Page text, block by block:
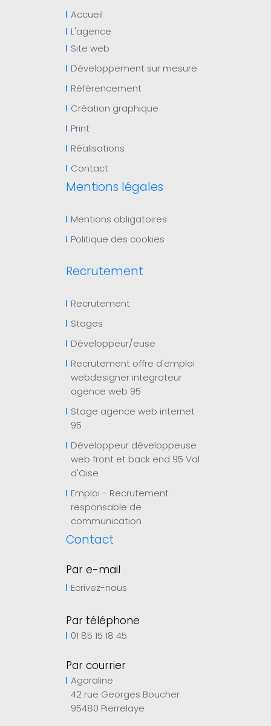
Accueil
L'agence
Site web
Développement sur mesure
Référencement
Création graphique
Print
Réalisations
Contact
Mentions légales
Mentions obligatoires
Politique des cookies
Recrutement
Recrutement
Stages
Développeur/euse
Recrutement offre d'emploi
webdesigner integrateur
agence web 95
Stage agence web internet
95
Développeur développeuse
web front et back end 95 Val
d'Oise
Emploi - Recrutement
responsable de
communication
Contact
Par e-mail
Ecrivez-nous
Par téléphone
01 85 15 18 45
Par courrier
Agoraline
42 rue Georges Boucher
95480 Pierrelaye